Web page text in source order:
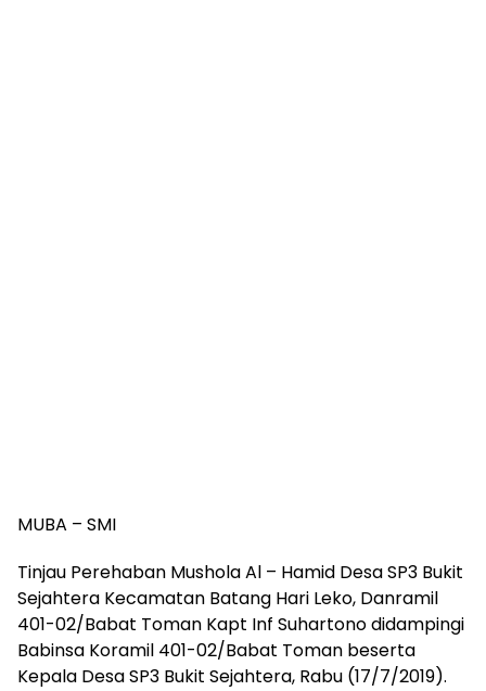
MUBA – SMI
Tinjau Perehaban Mushola Al – Hamid Desa SP3 Bukit
Sejahtera Kecamatan Batang Hari Leko, Danramil
401-02/Babat Toman Kapt Inf Suhartono didampingi
Babinsa Koramil 401-02/Babat Toman beserta
Kepala Desa SP3 Bukit Sejahtera, Rabu (17/7/2019).